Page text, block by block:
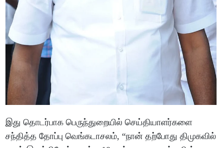
இது தொடர்பாக பெருந்துறையில் செய்தியாளர்களை
சந்தித்த தோப்பு வெங்கடாசலம், “நான் தற்போது திமுகவில்